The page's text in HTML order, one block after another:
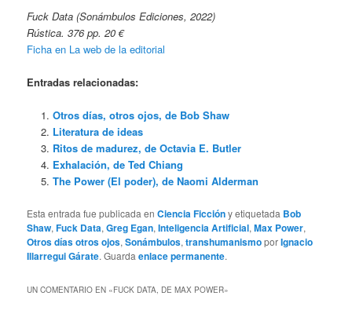
Fuck Data (Sonámbulos Ediciones, 2022)
Rústica. 376 pp. 20 €
Ficha en La web de la editorial
Entradas relacionadas:
Otros días, otros ojos, de Bob Shaw
Literatura de ideas
Ritos de madurez, de Octavia E. Butler
Exhalación, de Ted Chiang
The Power (El poder), de Naomi Alderman
Esta entrada fue publicada enCiencia Ficcióny etiquetada Bob
Shaw,Fuck Data,Greg Egan,Inteligencia Artificial,Max Power,
Otros días otros ojos,Sonámbulos,transhumanismoporIgnacio
Illarregui Gárate. Guardaenlace permanente.
UN COMENTARIO EN «FUCK DATA, DE MAX POWER»